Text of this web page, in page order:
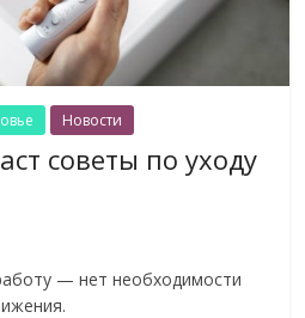
Новости
советы по уходу
— нет необходимости